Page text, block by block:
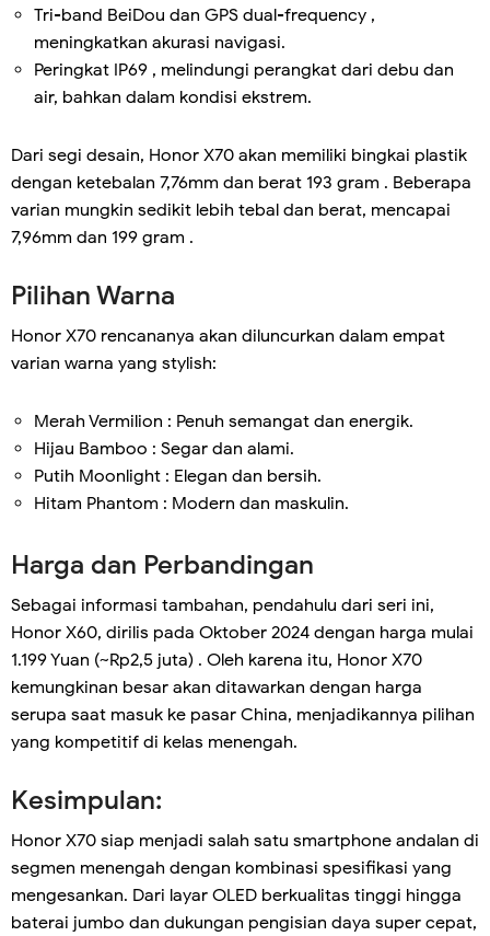
Tri-band BeiDou dan GPS dual-frequency ,
meningkatkan akurasi navigasi.
Peringkat IP69 , melindungi perangkat dari debu dan
air, bahkan dalam kondisi ekstrem.
Dari segi desain, Honor X70 akan memiliki bingkai plastik
dengan ketebalan 7,76mm dan berat 193 gram . Beberapa
varian mungkin sedikit lebih tebal dan berat, mencapai
7,96mm dan 199 gram .
Pilihan Warna
Honor X70 rencananya akan diluncurkan dalam empat
varian warna yang stylish:
Merah Vermilion : Penuh semangat dan energik.
Hijau Bamboo : Segar dan alami.
Putih Moonlight : Elegan dan bersih.
Hitam Phantom : Modern dan maskulin.
Harga dan Perbandingan
Sebagai informasi tambahan, pendahulu dari seri ini,
Honor X60, dirilis pada Oktober 2024 dengan harga mulai
1.199 Yuan (~Rp2,5 juta) . Oleh karena itu, Honor X70
kemungkinan besar akan ditawarkan dengan harga
serupa saat masuk ke pasar China, menjadikannya pilihan
yang kompetitif di kelas menengah.
Kesimpulan:
Honor X70 siap menjadi salah satu smartphone andalan di
segmen menengah dengan kombinasi spesifikasi yang
mengesankan. Dari layar OLED berkualitas tinggi hingga
baterai jumbo dan dukungan pengisian daya super cepat,